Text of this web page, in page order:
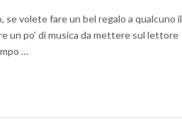
volete fare un bel regalo a qualcuno il
un po’ di musica da mettere sul lettore
…